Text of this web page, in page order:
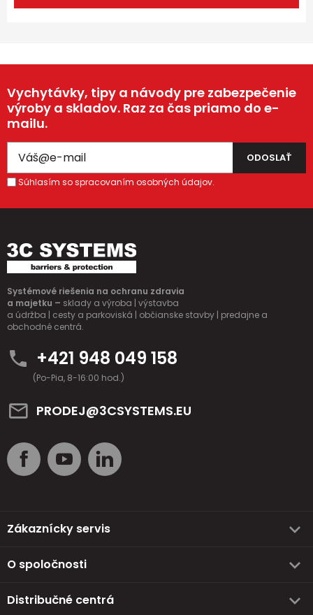
Vychytávky, tipy a návody pre zabezpečenie
výroby a skladov. Raz za čas priamo do e-
mailu.
Súhlasím so spracovaním osobných údajov.
Systémové riešenia na ochranu zdravia
a majetku – sklady a výroba | výstavba
a údržba | cesty a parkoviská | občianske stavby | predajne a
obchodné centrá.
+421 948 049 158
(Po-Pia, 8-16:00 hod.)
PRODEJ@3CSYSTEMS.EU
Zákaznícky servis
O spoločnosti
Distribučné centrá